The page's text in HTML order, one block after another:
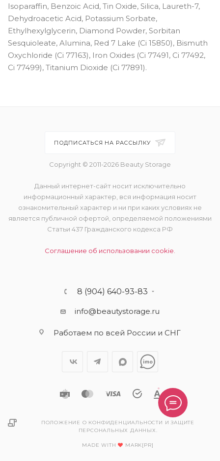
Isoparaffin, Benzoic Acid, Tin Oxide, Silica, Laureth-7,
Dehydroacetic Acid, Potassium Sorbate,
Ethylhexylglycerin, Diamond Powder, Sorbitan
Sesquioleate, Alumina, Red 7 Lake (Ci 15850), Bismuth
Oxychloride (Ci 77163), Iron Oxides (Ci 77491, Ci 77492,
Ci 77499), Titanium Dioxide (Ci 77891).
ПОДПИСАТЬСЯ НА РАССЫЛКУ
Copyright © 2011-2026 Beauty Storage
Данный интернет-сайт носит исключительно
информационный характер, вся информация носит
ознакомительный характер и ни при каких условиях не
является публичной офертой, определяемой положениями
Статьи 437 Гражданского кодекса РФ
Соглашение об использовании cookie.
8 (904) 640-93-83
info@beautystorage.ru
Работаем по всей России и СНГ
ПОЛОЖЕНИЕ О КОНФИДЕНЦИАЛЬНОСТИ И ЗАЩИТЕ
ПЕРСОНАЛЬНЫХ ДАННЫХ.
MADE WITH MARK[PR]